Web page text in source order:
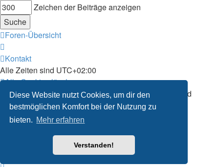
Diese Website nutzt Cookies, um dir den
bestmöglichen Komfort bei der Nutzung zu
bieten. Mehr erfahren
Verstanden!
Zeichen der Beiträge anzeigen
Foren-Übersicht
Kontakt
Alle Zeiten sind UTC+02:00
Alle Cookies löschen
Powered byphpBB® Forum Software © phpBB Limited
Deutsche Übersetzung durch phpBB.de
Datenschutz|Nutzungsbedingungen